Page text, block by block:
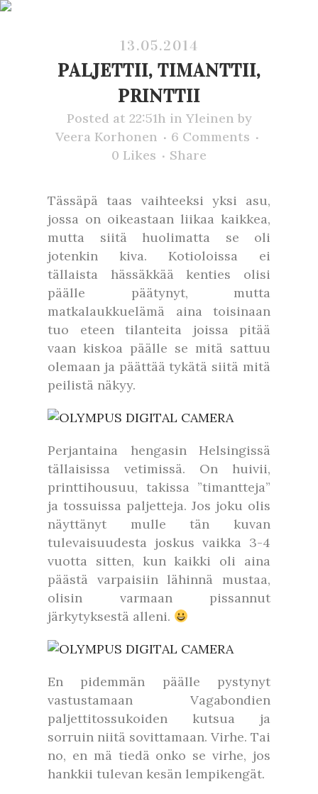
13.05.2014
PALJETTII, TIMANTTII,
PRINTTII
Posted at 22:51h in Yleinen by
Veera Korhonen
6 Comments
0 Likes Share
Tässäpä taas vaihteeksi yksi asu,
jossa on oikeastaan liikaa kaikkea,
mutta siitä huolimatta se oli
jotenkin kiva. Kotioloissa ei
tällaista hässäkkää kenties olisi
päälle päätynyt, mutta
matkalaukkuelämä aina toisinaan
tuo eteen tilanteita joissa pitää
vaan kiskoa päälle se mitä sattuu
olemaan ja päättää tykätä siitä mitä
peilistä näkyy.
Perjantaina hengasin Helsingissä
tällaisissa vetimissä. On huivii,
printtihousuu, takissa ”timantteja”
ja tossuissa paljetteja. Jos joku olis
näyttänyt mulle tän kuvan
tulevaisuudesta joskus vaikka 3-4
vuotta sitten, kun kaikki oli aina
päästä varpaisiin lähinnä mustaa,
olisin varmaan pissannut
järkytyksestä alleni.
En pidemmän päälle pystynyt
vastustamaan Vagabondien
paljettitossukoiden kutsua ja
sorruin niitä sovittamaan. Virhe. Tai
no, en mä tiedä onko se virhe, jos
hankkii tulevan kesän lempikengät.